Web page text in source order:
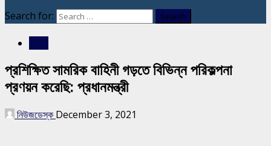
Search for:
প্রশিক্ষিত সামরিক বাহিনী গড়তে বিভিন্ন পরিকল্পনা
প্রণয়ন করেছি: প্রধানমন্ত্রী
নিউজডেস্ক December 3, 2021